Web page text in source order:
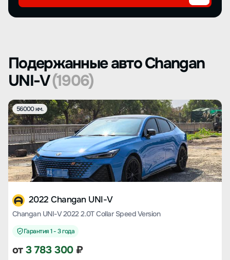
Подержанные авто Changan
UNI-V(1906)
56000 км.
2022 Changan UNI-V
Changan UNI-V 2022 2.0T Collar Speed Version
Гарантия 1 - 3 года
от3 783 300₽